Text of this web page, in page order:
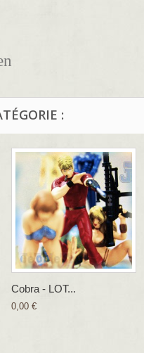
:
Cobra - LOT...
0,00 €